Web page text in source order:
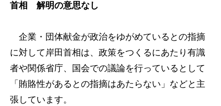
首相 解明の意思なし
企業・団体献金が政治をゆがめているとの指摘
に対して岸田首相は、政策をつくるにあたり有識
者や関係省庁、国会での議論を行っているとして
「賄賂性があるとの指摘はあたらない」などと主
張しています。